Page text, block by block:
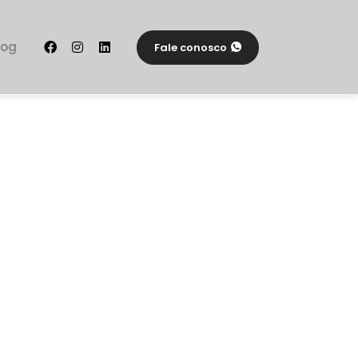
Fale conosco